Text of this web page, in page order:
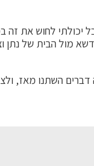
יכולתי לחוש את
מול הבית של